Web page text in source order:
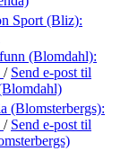
Sport (Bliz):
(Blomdahl):
/ Send e-post til
(Blomsterbergs):
/ Send e-post til